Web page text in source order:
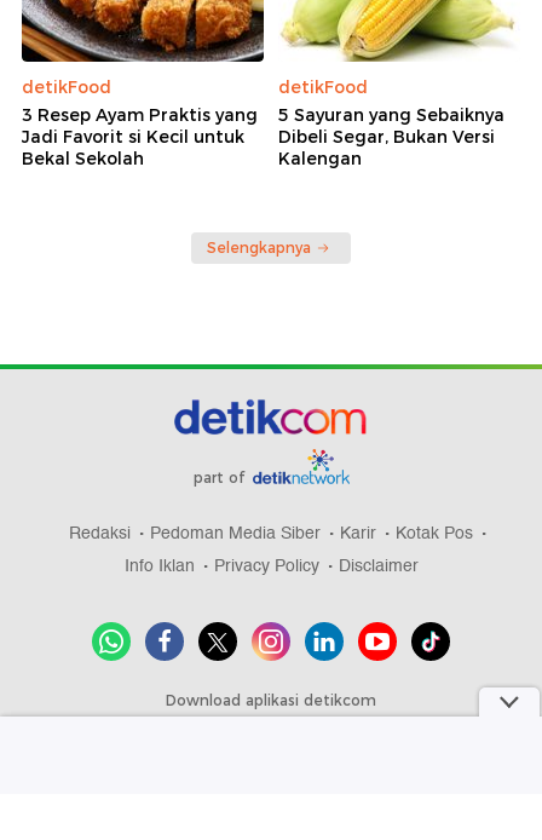
detikFood
3 Resep Ayam Praktis yang
Jadi Favorit si Kecil untuk
Bekal Sekolah
detikFood
5 Sayuran yang Sebaiknya
Dibeli Segar, Bukan Versi
Kalengan
Selengkapnya
part of
Redaksi Pedoman Media Siber Karir
Kotak Pos
Info Iklan
Privacy Policy Disclaimer
Download aplikasi detikcom